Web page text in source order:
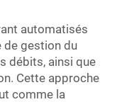
automatisés
de gestion du
débits, ainsi que
Cette approche
comme la